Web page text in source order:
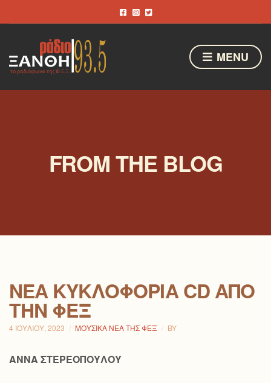
MENU
FROM THE BLOG
ΝΕΑ ΚΥΚΛΟΦΟΡΙΑ CD ΑΠΟ
ΤΗΝ ΦΕΞ
4 ΙΟΥΛΊΟΥ, 2023 ΜΟΥΣΙΚΆ ΝΈΑ ΤΗΣ ΦΕΞ BY
ΑΝΝΑ ΣΤΕΡΕΟΠΟΥΛΟΥ